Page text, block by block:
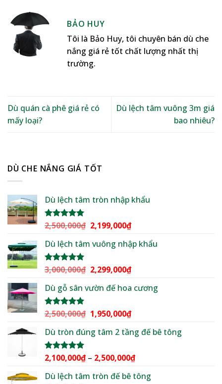
BẢO HUY
Tôi là Bảo Huy, tôi chuyên bán dù che
nắng giá rẻ tốt chất lượng nhất thị
trường.
Dù quán cà phê giá rẻ có
mấy loại?
Dù lệch tâm vuông 3m giá
bao nhiêu?
DÙ CHE NẮNG GIÁ TỐT
Dù lệch tâm tròn nhập khẩu
Được xếp
5 sao
2,500,000₫ Giá
là:
2,199,000₫Giá
tại
2,199,000₫.
Dù lệch tâm vuông nhập khẩu
Được xếp
5 sao
3,000,000₫ Giá
là:
2,299,000₫Giá
tại
2,299,000₫.
Dù gỗ sân vườn đế hoa cương
Được xếp
5 sao
2,500,000₫ Giá
là:
1,950,000₫Giá
tại
1,950,000₫.
Dù tròn đúng tâm 2 tầng đế bê tông
Được xếp
5 sao
2,100,000₫ – 2,500,000₫Khoảng
từ
Dù lệch tâm tròn đế bê tông